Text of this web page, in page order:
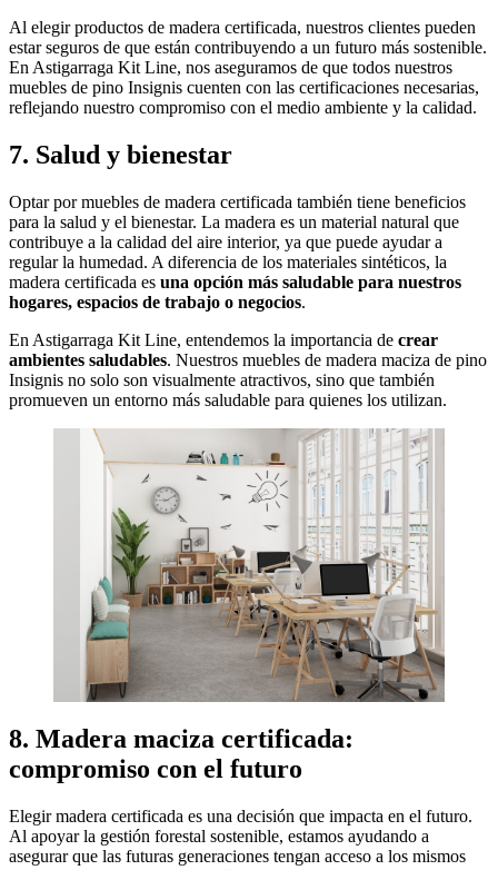
Al elegir productos de madera certificada, nuestros clientes pueden
estar seguros de que están contribuyendo a un futuro más sostenible.
En Astigarraga Kit Line, nos aseguramos de que todos nuestros
muebles de pino Insignis cuenten con las certificaciones necesarias,
reflejando nuestro compromiso con el medio ambiente y la calidad.
7. Salud y bienestar
Optar por muebles de madera certificada también tiene beneficios
para la salud y el bienestar. La madera es un material natural que
contribuye a la calidad del aire interior, ya que puede ayudar a
regular la humedad. A diferencia de los materiales sintéticos, la
madera certificada es una opción más saludable para nuestros
hogares, espacios de trabajo o negocios.
En Astigarraga Kit Line, entendemos la importancia de crear
ambientes saludables. Nuestros muebles de madera maciza de pino
Insignis no solo son visualmente atractivos, sino que también
promueven un entorno más saludable para quienes los utilizan.
8. Madera maciza certificada:
compromiso con el futuro
Elegir madera certificada es una decisión que impacta en el futuro.
Al apoyar la gestión forestal sostenible, estamos ayudando a
asegurar que las futuras generaciones tengan acceso a los mismos